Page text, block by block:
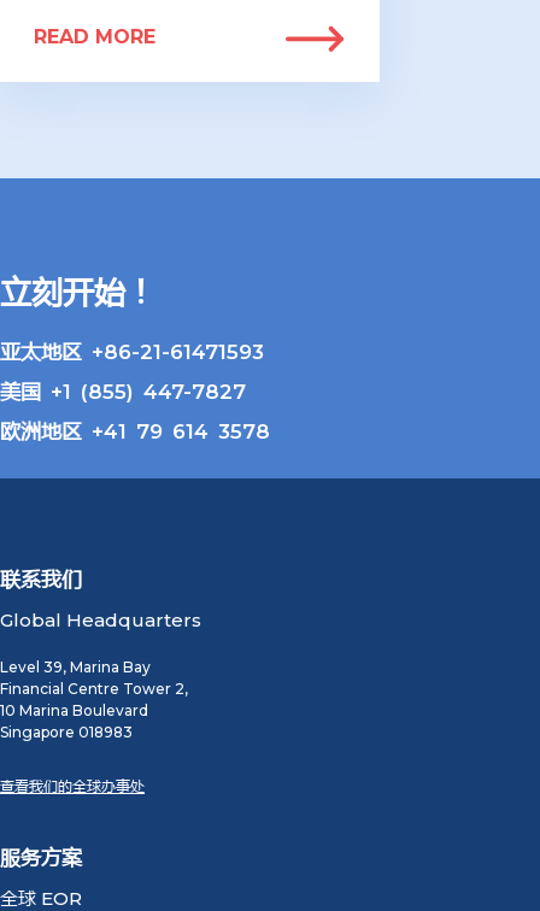
READ MORE
立刻开始！
亚太地区 +86-21-61471593
美国 +1 (855) 447-7827
欧洲地区 +41 79 614 3578
联系我们
Global Headquarters
Level 39, Marina Bay
Financial Centre Tower 2,
10 Marina Boulevard
Singapore 018983
查看我们的全球办事处
服务方案
全球 EOR